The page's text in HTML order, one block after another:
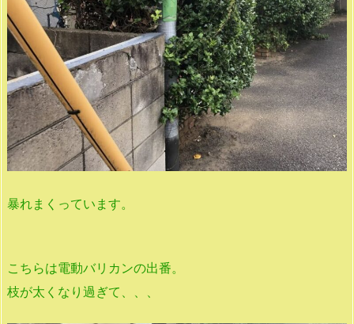
暴れまくっています。
こちらは電動バリカンの出番。
枝が太くなり過ぎて、、、